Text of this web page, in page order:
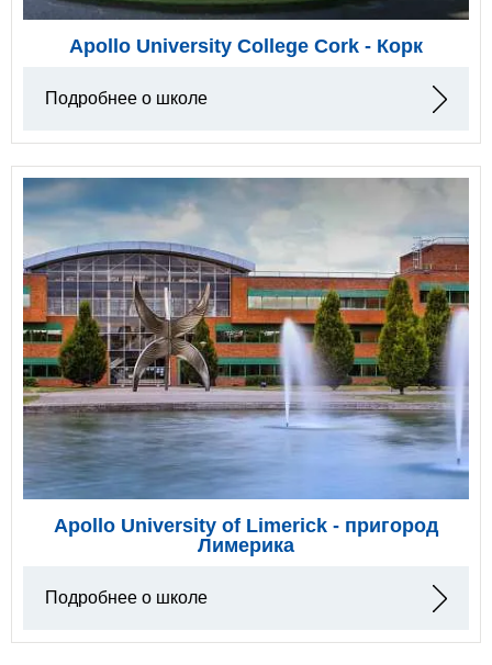
Apollo University College Cork - Корк
Подробнее о школе
Apollo University of Limerick - пригород
Лимерика
Подробнее о школе